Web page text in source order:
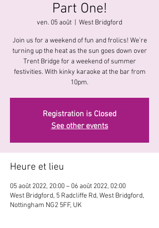
Part One!
ven. 05 août West Bridgford
Join us for a weekend of fun and frolics! We're
turning up the heat as the sun goes down over
Trent Bridge for a weekend of summer
festivities. With kinky karaoke at the bar from
10pm.
Registration is Closed
See other events
Heure et lieu
05 août 2022, 20:00 – 06 août 2022, 02:00
West Bridgford, 5 Radcliffe Rd, West Bridgford,
Nottingham NG2 5FF, UK